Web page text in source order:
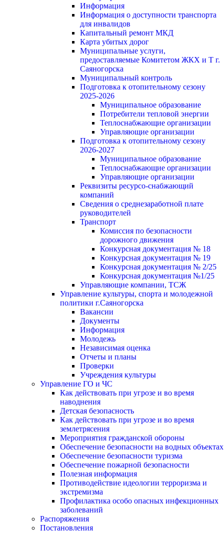
Информация
Информация о доступности транспорта
для инвалидов
Капитальный ремонт МКД
Карта убитых дорог
Муниципальные услуги,
предоставляемые Комитетом ЖКХ и Т г.
Саяногорска
Муниципальный контроль
Подготовка к отопительному сезону
2025-2026
Муниципальное образование
Потребители тепловой энергии
Теплоснабжающие организации
Управляющие организации
Подготовка к отопительному сезону
2026-2027
Муниципальное образование
Теплоснабжающие организации
Управляющие организации
Реквизиты ресурсо-снабжающий
компаний
Сведения о среднезаработной плате
руководителей
Транспорт
Комиссия по безопасности
дорожного движения
Конкурсная документация № 18
Конкурсная документация № 19
Конкурсная документация № 2/25
Конкурсная документация №1/25
Управляющие компании, ТСЖ
Управление культуры, спорта и молодежной
политики г.Саяногорска
Вакансии
Документы
Информация
Молодежь
Независимая оценка
Отчеты и планы
Проверки
Учреждения культуры
Управление ГО и ЧС
Как действовать при угрозе и во время
наводнения
Детская безопасность
Как действовать при угрозе и во время
землетрясения
Мероприятия гражданской обороны
Обеспечение безопасности на водных объектах
Обеспечение безопасности туризма
Обеспечение пожарной безопасности
Полезная информация
Противодействие идеологии терроризма и
экстремизма
Профилактика особо опасных инфекционных
заболеваний
Распоряжения
Постановления